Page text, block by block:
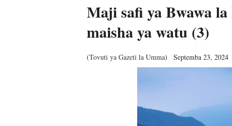
Maji safi ya Bwawa
maisha ya watu (3)
(Tovuti ya Gazeti la Umma) Septemba 23, 2024